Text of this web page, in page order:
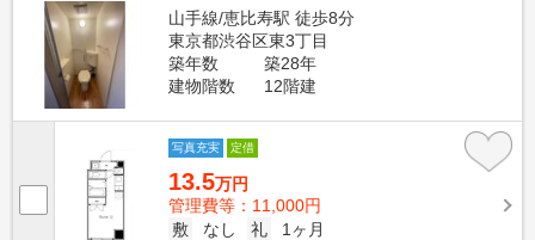
山手線/恵比寿駅 徒歩8分
東京都渋谷区東3丁目
築年数
築28年
建物階数
12階建
写真充実 定借
13.5万円
管理費等：11,000円
敷
なし 礼
1ヶ月